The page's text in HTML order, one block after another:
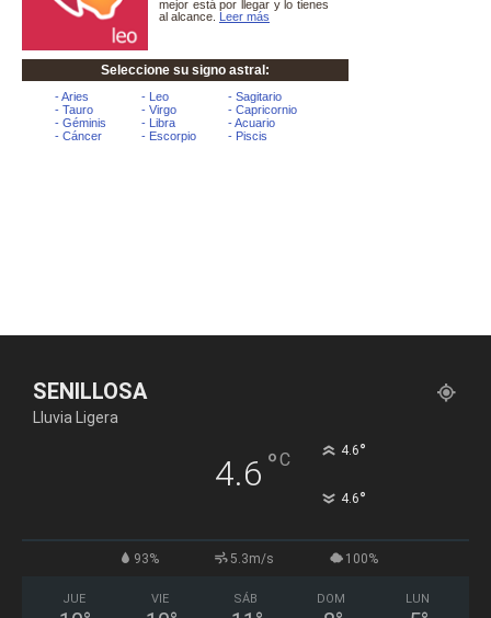
SENILLOSA
Lluvia Ligera
4.6 °C 4.6°
4.6°
93% 5.3m/s 100%
JUE VIE SÁB DOM LUN